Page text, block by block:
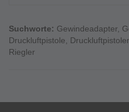
Suchworte: Gewindeadapter,
Druckluftpistole,
Riegler